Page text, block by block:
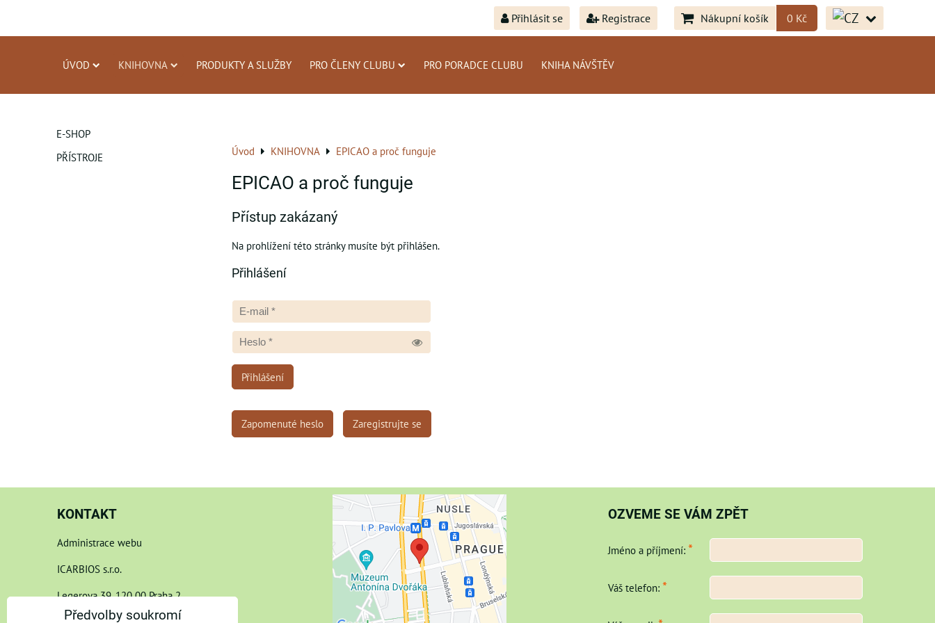
Přihlásit se Registrace Nákupní košík 0 Kč
ÚVOD KNIHOVNA PRODUKTY A SLUŽBY PRO ČLENY CLUBU PRO PORADCE CLUBU KNIHA NÁVŠTĚV
Úvod KNIHOVNA EPICAO a proč funguje
EPICAO a proč funguje
Přístup zakázaný
Na prohlížení této stránky musíte být přihlášen.
Přihlášení
Přihlášení
Zapomenuté heslo Zaregistrujte se
E-SHOP
PŘÍSTROJE
KONTAKT
Administrace webu
ICARBIOS s.r.o.
Legerova 39, 120 00 Praha 2
OZVEME SE VÁM ZPĚT
Jméno a příjmení: *
Váš telefon: *
Předvolby soukromí